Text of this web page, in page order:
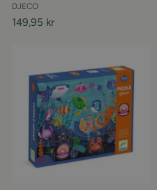
DJECO
149,95 kr